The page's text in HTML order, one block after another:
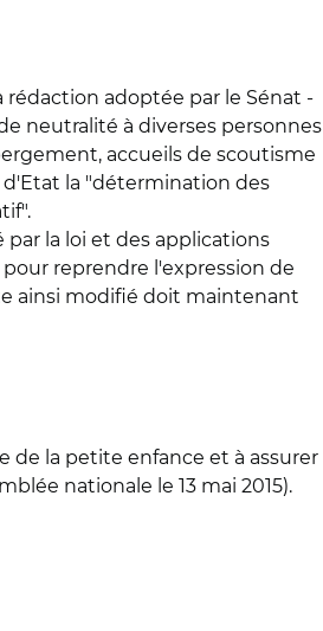
rédaction adoptée par le Sénat -
neutralité à diverses personnes
accueils de scoutisme
d'Etat la "détermination des
la loi et des applications
reprendre l'expression de
ainsi modifié doit maintenant
de la petite enfance et à assurer
nationale le 13 mai 2015).